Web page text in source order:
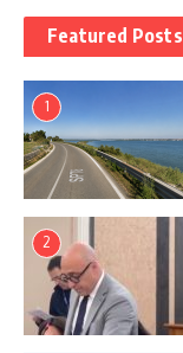
Featured Posts
1
2